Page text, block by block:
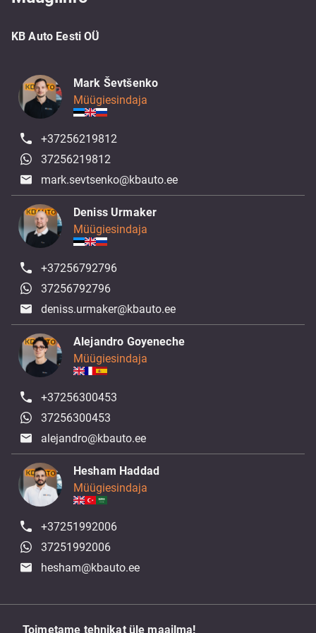
KB Auto Eesti OÜ
Mark Ševtšenko
Müügiesindaja
+37256219812
37256219812
mark.sevtsenko@kbauto.ee
Deniss Urmaker
Müügiesindaja
+37256792796
37256792796
deniss.urmaker@kbauto.ee
Alejandro Goyeneche
Müügiesindaja
+37256300453
37256300453
alejandro@kbauto.ee
Hesham Haddad
Müügiesindaja
+37251992006
37251992006
hesham@kbauto.ee
Toimetame tehnikat üle maailma!